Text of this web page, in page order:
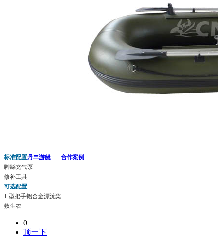
标准配置丹丰游艇
合作案例
脚踩充气泵
修补工具
可选配置
T 型把手铝合金漂流桨
救生衣
0
顶一下